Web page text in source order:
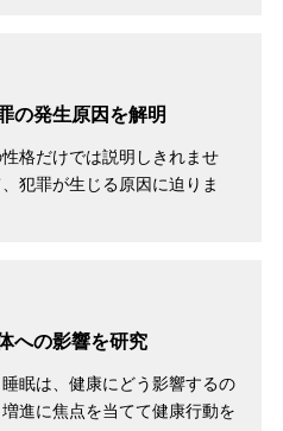
の発生原因を解明
格だけでは説明しきれませ
犯罪が生じる原因に迫りま
への影響を研究
眠は、健康にどう影響するの
進に焦点を当てて健康行動を